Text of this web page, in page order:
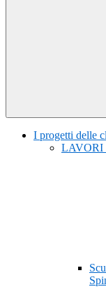
I progetti delle
LAVORI